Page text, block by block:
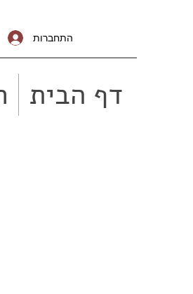
התחברות
דף הבית